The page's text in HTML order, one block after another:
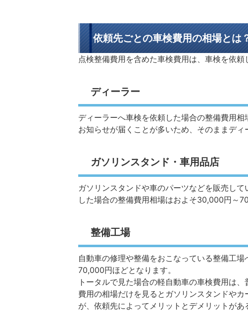
依頼先ごとの車検費用の相場とは
点検整備費用を含めた車検費用は、車検を依
ディーラー
ディーラーへ車検を依頼した場合の整備費用
お知らせが届くことが多いため、そのままデ
ガソリンスタンド・車用品店
ガソリンスタンドや車のパーツなどを販売し
した場合の整備費用相場はおよそ30,000円～
整備工場
自動車の修理や整備をおこなっている整備工
70,000円ほどとなります。
トータルで見た場合の軽自動車の車検費用は
費用の相場だけを見るとガソリンスタンドや
が、依頼先によってメリットとデメリットが